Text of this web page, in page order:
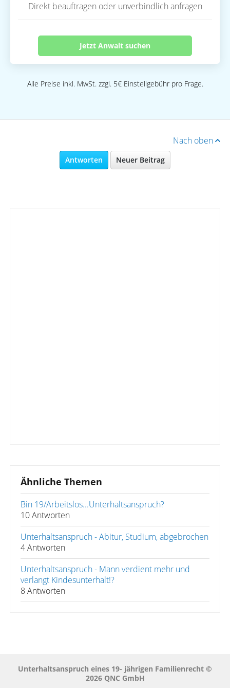
Direkt beauftragen oder unverbindlich anfragen
Jetzt Anwalt suchen
Alle Preise inkl. MwSt. zzgl. 5€ Einstellgebühr pro Frage.
Nach oben
Antworten Neuer Beitrag
Ähnliche Themen
Bin 19/Arbeitslos...Unterhaltsanspruch?
10 Antworten
Unterhaltsanspruch - Abitur, Studium, abgebrochen
4 Antworten
Unterhaltsanspruch - Mann verdient mehr und
verlangt Kindesunterhalt!?
8 Antworten
Unterhaltsanspruch eines 19- jährigen Familienrecht ©
2026 QNC GmbH